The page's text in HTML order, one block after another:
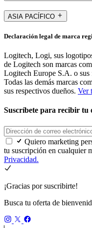
ASIA PACÍFICO
Declaración legal de marca
Logitech, Logi, sus
de Logitech son marcas
Logitech Europe S.A. o
Todas las demás marcas
sus respectivos dueños. Ver
Suscríbete para recibir tu
Quiero marketing
tu suscripción en cualquier
Privacidad.
¡Gracias por suscribirte!
Busca tu oferta de